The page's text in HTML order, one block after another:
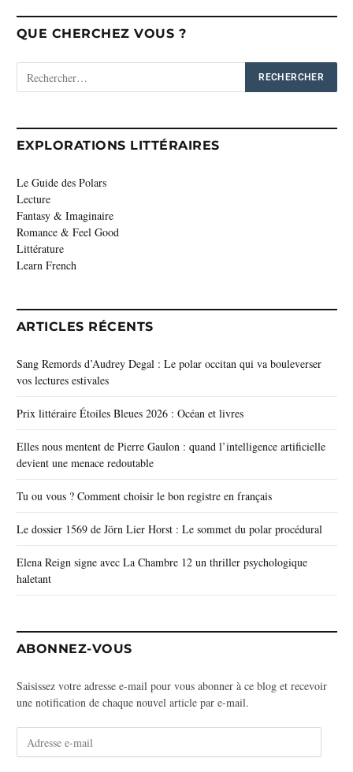
QUE CHERCHEZ VOUS ?
EXPLORATIONS LITTÉRAIRES
Le Guide des Polars
Lecture
Fantasy & Imaginaire
Romance & Feel Good
Littérature
Learn French
ARTICLES RÉCENTS
Sang Remords d’Audrey Degal : Le polar occitan qui va bouleverser
vos lectures estivales
Prix littéraire Étoiles Bleues 2026 : Océan et livres
Elles nous mentent de Pierre Gaulon : quand l’intelligence artificielle
devient une menace redoutable
Tu ou vous ? Comment choisir le bon registre en français
Le dossier 1569 de Jörn Lier Horst : Le sommet du polar procédural
Elena Reign signe avec La Chambre 12 un thriller psychologique
haletant
ABONNEZ-VOUS
Saisissez votre adresse e-mail pour vous abonner à ce blog et recevoir
une notification de chaque nouvel article par e-mail.